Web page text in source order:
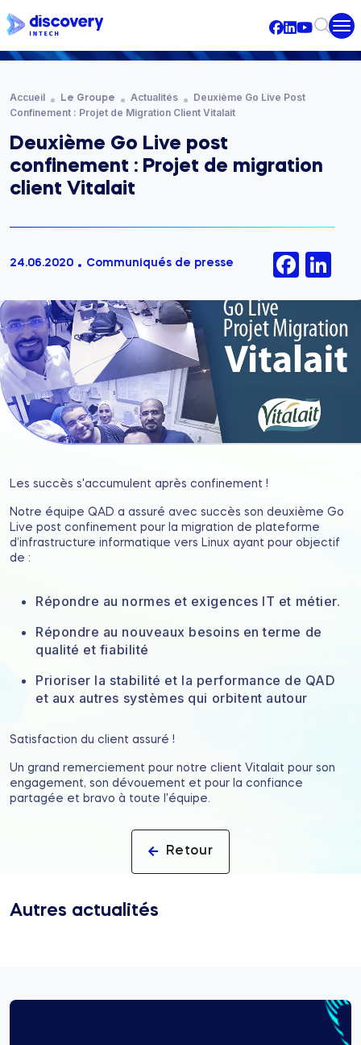
Fil d'Ariane
Accueil Le Groupe Actualités
Deuxième Go Live Post
Confinement : Projet de Migration Client Vitalait
Deuxième Go Live post
confinement : Projet de migration
client Vitalait
24.06.2020 Communiqués de presse
Retour
Les succès s'accumulent après confinement !
Notre équipe QAD a assuré avec succès son deuxième Go
Live post confinement pour la migration de plateforme
d’infrastructure informatique vers Linux ayant pour objectif
de :
Répondre au normes et exigences IT et métier.
Répondre au nouveaux besoins en terme de
qualité et fiabilité
Prioriser la stabilité et la performance de QAD
et aux autres systèmes qui orbitent autour
Satisfaction du client assuré !
Un grand remerciement pour notre client Vitalait pour son
engagement, son dévouement et pour la confiance
partagée et bravo à toute l'équipe.
Autres actualités